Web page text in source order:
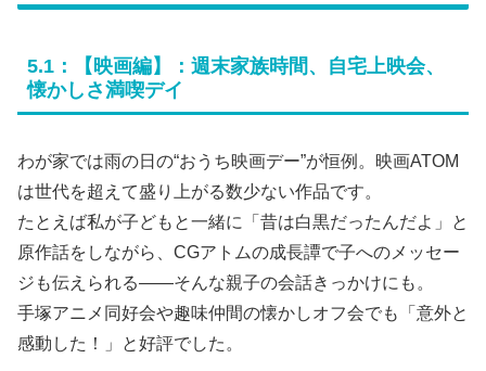
5.1：【映画編】：週末家族時間、自宅上映会、
懐かしさ満喫デイ
わが家では雨の日の“おうち映画デー”が恒例。映画ATOM
は世代を超えて盛り上がる数少ない作品です。
たとえば私が子どもと一緒に「昔は白黒だったんだよ」と
原作話をしながら、CGアトムの成長譚で子へのメッセー
ジも伝えられる――そんな親子の会話きっかけにも。
手塚アニメ同好会や趣味仲間の懐かしオフ会でも「意外と
感動した！」と好評でした。